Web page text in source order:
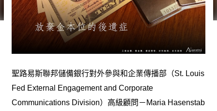
聖路易斯聯邦儲備銀行對外參與和企業傳播部（St. Louis
Fed External Engagement and Corporate
Communications Division）高級顧問－Maria Hasenstab